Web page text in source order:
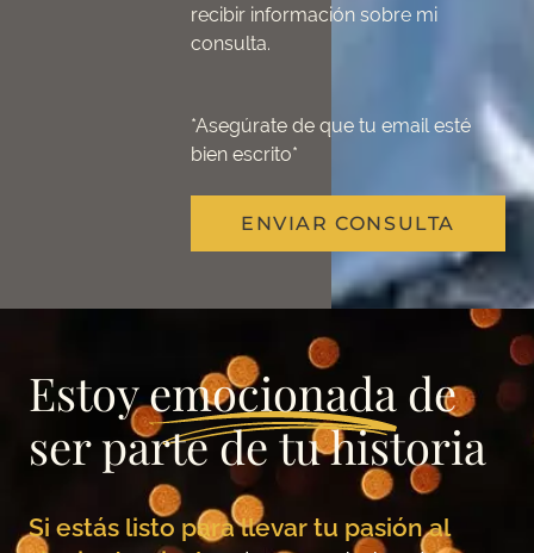
recibir información sobre mi
consulta.
*Asegúrate de que tu email esté
bien escrito*
ENVIAR CONSULTA
Estoyemocionadade
ser parte de tu historia
Si estás listo para llevar tu pasión al